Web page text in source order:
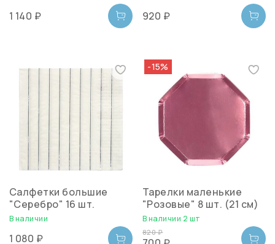
1 140 ₽ 920 ₽
Салфетки большие
"Серебро" 16 шт.
В наличии
1 080 ₽
-15%
Тарелки маленькие
"Розовые" 8 шт. (21 см)
В наличии 2 шт
820 ₽